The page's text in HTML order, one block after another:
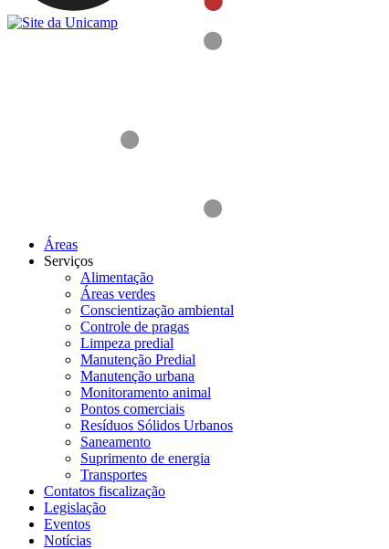
Áreas
Serviços
Alimentação
Áreas verdes
Conscientização ambiental
Controle de pragas
Limpeza predial
Manutenção Predial
Manutenção urbana
Monitoramento animal
Pontos comerciais
Resíduos Sólidos Urbanos
Saneamento
Suprimento de energia
Transportes
Contatos fiscalização
Legislação
Eventos
Notícias